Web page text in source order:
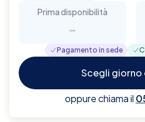
Prima disponibilità
-
Pagamento in sede
Scegli giorno
oppure chiama il